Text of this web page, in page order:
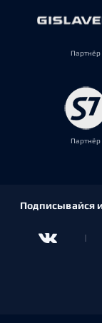
Партнёр
Партнёр
Подписывайся